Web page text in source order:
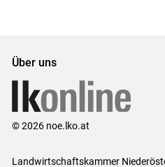
Über uns
© 2026 noe.lko.at
Landwirtschaftskammer